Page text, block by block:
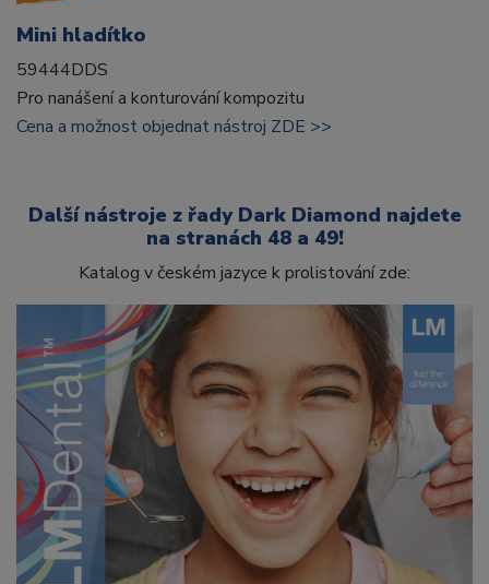
Mini hladítko
59444DDS
Pro nanášení a konturování kompozitu
Cena a možnost objednat nástroj ZDE >>
Další nástroje z řady Dark Diamond najdete
na stranách 48 a 49!
Katalog v českém jazyce k prolistování zde: